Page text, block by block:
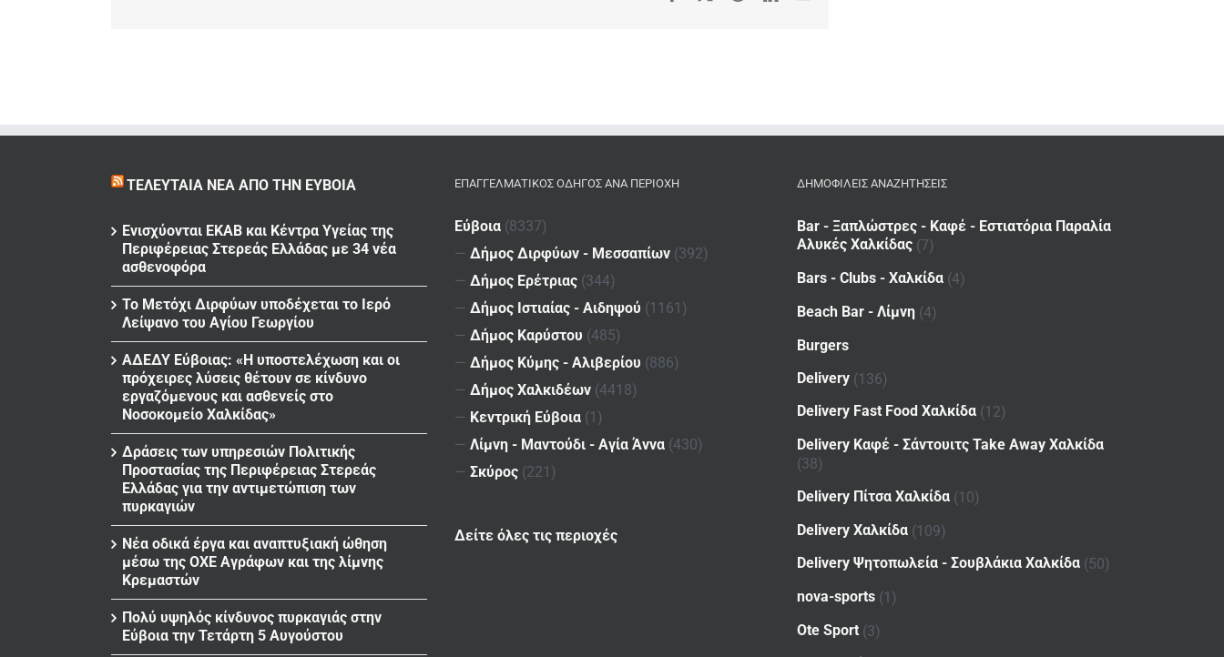
ΤΕΛΕΥΤΑΊΑ ΝΈΑ ΑΠΌ ΤΗΝ ΕΎΒΟΙΑ
Ενισχύονται ΕΚΑΒ και Κέντρα Υγείας της
Περιφέρειας Στερεάς Ελλάδας με 34 νέα
ασθενοφόρα
Το Μετόχι Διρφύων υποδέχεται το Ιερό
Λείψανο του Αγίου Γεωργίου
ΑΔΕΔΥ Εύβοιας: «Η υποστελέχωση και οι
πρόχειρες λύσεις θέτουν σε κίνδυνο
εργαζόμενους και ασθενείς στο
Νοσοκομείο Χαλκίδας»
Δράσεις των υπηρεσιών Πολιτικής
Προστασίας της Περιφέρειας Στερεάς
Ελλάδας για την αντιμετώπιση των
πυρκαγιών
Νέα οδικά έργα και αναπτυξιακή ώθηση
μέσω της ΟΧΕ Αγράφων και της λίμνης
Κρεμαστών
Πολύ υψηλός κίνδυνος πυρκαγιάς στην
Εύβοια την Τετάρτη 5 Αυγούστου
ΕΠΑΓΓΕΛΜΑΤΙΚΌΣ ΟΔΗΓΌΣ ΑΝΆ ΠΕΡΙΟΧΉ
Εύβοια (8337)
— Δήμος Διρφύων - Μεσσαπίων (392)
— Δήμος Ερέτριας (344)
— Δήμος Ιστιαίας - Αιδηψού (1161)
— Δήμος Καρύστου (485)
— Δήμος Κύμης - Αλιβερίου (886)
— Δήμος Χαλκιδέων (4418)
— Κεντρική Εύβοια (1)
— Λίμνη - Μαντούδι - Αγία Άννα (430)
— Σκύρος (221)
Δείτε όλες τις περιοχές
ΔΗΜΟΦΙΛΕΙΣ ΑΝΑΖΗΤΗΣΕΙΣ
Bar - Ξαπλώστρες - Καφέ - Εστιατόρια Παραλία
Αλυκές Χαλκίδας (7)
Bars - Clubs - Χαλκίδα (4)
Beach Bar - Λίμνη (4)
Burgers
Delivery (136)
Delivery Fast Food Χαλκίδα (12)
Delivery Καφέ - Σάντουιτς Take Away Χαλκίδα
(38)
Delivery Πίτσα Χαλκίδα (10)
Delivery Χαλκίδα (109)
Delivery Ψητοπωλεία - Σουβλάκια Χαλκίδα (50)
nova-sports (1)
Ote Sport (3)